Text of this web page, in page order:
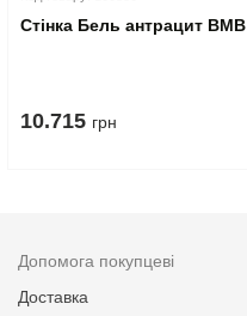
Стінка Бель антрацит ВМВ
10.715 грн
Допомога покупцеві
Доставка